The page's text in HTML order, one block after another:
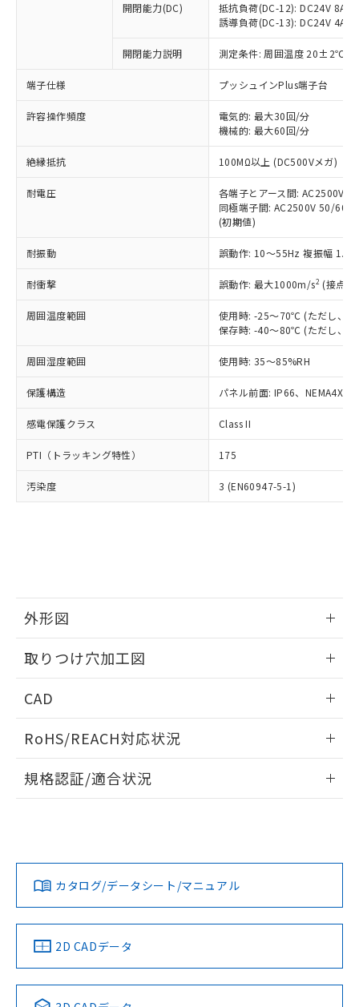
開閉能力(DC)
抵抗負荷(DC-12): DC24V 8A/
誘導負荷(DC-13): DC24V 4A/
開閉能力説明 測定条件: 周囲温度 20±2℃、
端子仕様 プッシュインPlus端子台
許容操作頻度
電気的: 最大30回/分
機械的: 最大60回/分
絶縁抵抗 100MΩ以上 (DC500Vメガ)
耐電圧
各端子とアース間: AC2500V
同極端子間: AC2500V 50/
(初期値)
耐振動 誤動作: 10～55Hz 複振幅
耐衝撃 誤動作: 最大1000m/s2 (接点
周囲温度範囲
使用時: -25～70℃ (ただし、氷
保存時: -40～80℃ (ただし、氷
周囲湿度範囲 使用時: 35～85%RH
保護構造 パネル前面: IP66、NEMA4X,
感電保護クラス Class II
PTI（トラッキング特性） 175
汚染度 3 (EN60947-5-1)
外形図
取りつけ穴加工図
CAD
ドすることができます。
ログイン/会員登録
ダウンロードデータをご利用いただく前に、以下を必ずお読
みください。
ソフトウェアの使用条件
RoHS/REACH対応状況
EU RoHS 注意事項・凡例
対応済み
中国 RoHS 注意事項・凡例
規格認証/適合状況
カタログ/データシート/マニュアル
2D CADデータ
以下の条件をお読みいただき、同意のうえ
ご利用ください。
本サービスは、当社制御機器事業取扱
商品の当社在庫状況および標準価格
(税抜)を提供させていただくもので
当社制御機器事業取扱商品の中には、
本サービスの対象外となる商品もある
ことをご了承ください。
在庫状況および標準価格照会結果は、
記載している更新日時点での社内デー
タに基づき作成されるものであり、閲
覧された時点での実際の在庫および標
準価格とは異なる場合があることをご
正式な納期状況および標準価格はお客
様のお取引先、またはお客様担当のオ
ムロン制御機器販売店・当社販売員に
オムロン制御機器販売店や当社販売拠
販売ネットワーク
」をご確認
在庫状況および標準価格結果を当社の
事前の承諾なく第三者に漏洩または開
示しないようお願いします。
マイパーツ機能（部品リスト作成サー
ビス）をご利用いただくには、I-Web
品・サービスに関するお客様との取
の共同利用に関して"
用者の範囲」に記載されている法人を
対応予定なし：EU RoHS指令（10物質）の
非含有に非対応の商品で、対応品を出す予
調査・確認中：EU RoHS指令（10物質）の
非含有の対応状況を調査中または確認中の
商品です。
非該当品：ライセンス料など無形物で、有
害物質有無と関係のない商品です。
仕入先様の事情により、非含有部品として
いたものが、含有品と判明した場合などや
むを得ず変更することがあります。
鉛(Pb) 1000ppm以下、 水銀(Hg) 1000ppm以下、 カド
六価クロム(Cr(Ⅵ)) 1000ppm以下、ポリ臭化ビフェニル
類(PBB) 1000ppm以下、ポリ臭化ジフェニルエーテル類
ルベンジル（BBP） 1000ppm以下、フタル酸ジブチル
（DBP） 1000ppm以下、フタル酸ジイソブチル
但し、RoHS指令で産業用監視および制御機器に対する
適用除外項目は除く。
フタル酸エステル類の４物質については閾値を超える意
図的な使用がないことを確認しています。
部品在庫の切り替え状況などにより、予定
月が前後することがあります。
EU RoHS指令（10物質）の非含有証明書
51物質の非含有証明書（当社基準）
※本証明書は発行日時点で非含有を証明す
物質の対応では、対応完了までの期間は出
荷製品に未対応品が混在することから備考
欄に対応日を記載しておりました。
既に当社にて対応品への在庫切替を完了
「○」：最大均質材料含有率が中国RoHSの
基準値以下であることを示します。
「×」：最大均質材料含有率が中国RoHSの
基準値を超えていることを示します。
「－」：未確認です。当社販売部門へお問
*中国RoHS10物質の基準値 (GB/T26572)：
Pb(鉛) :1000ppm、 Hg(水銀) : 1000ppm、 Cd(カドミウ
Cr(Ⅵ)(六価クロム) : 1000ppm、 PBBs(ポリ臭化ビフェ
ニル類) : 1000ppm、 PBDEs(ポリ臭化ジフェニルエーテ
ル類) : 1000ppm、
DBP(フタル酸ジブチル) : 1000ppm、 DIBP(フタル酸ジ
イソブチル) : 1000ppm、 BBP(フタル酸ブチルベンジ
DEHP(フタル酸ビス(2-エチルヘキシル)) : 1000ppm
「ｅ」：有害物質（10物質）のすべてが基
準値以下であることを示します。
「10」：通常の使用状況下において有害物
質が外部に漏えいし、環境に深刻な影響を
及ぼさない年数を意味します。
当社は、これら貴社製品のうち、外国
為替および外国貿易法に定める商品
（以下｢規制貨物等」という）を輸出
または国外への提供する場合は、日本
国政府の輸出許可(または役務取引許
可)を取得するなどの必要な手続きを
当社は規制貨物を破棄する場合は、完
全に破砕するなど、違法に輸出されな
いよう必要な手段を講じます。
当社は貴社製品を、核兵器、ミサイ
ル、化学兵器、生物兵器またはその他
武器並びにこれらの製造装置等に一切
当社は、貴社製品を第三者に販売する
場合は、上記1、2および3の内容を当
該第三者に通知します。また当社は、
販売先および販売に係わる関係者が違
法に輸出するおそれがある場合は、取
り引きをいたしません。
一定数以上の在庫あり
一定数には満たないが在庫あり
在庫なし(最新の在庫状況につ
いては、お客様のお取引先、ま
たはお客様担当のオムロン制御
機器販売店・当社販売員にご確
受注生産機種、また在庫状況の
情報を公開していない機種